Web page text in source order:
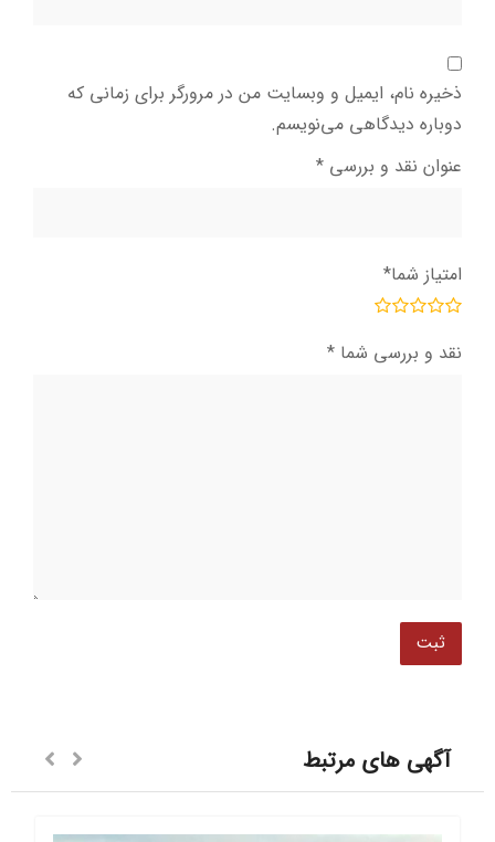
ذخیره نام، ایمیل و وبسایت من در مرورگر برای زمانی که
دوباره دیدگاهی می‌نویسم.
عنوان نقد و بررسی *
امتیاز شما*
نقد و بررسی شما *
آگهی های مرتبط